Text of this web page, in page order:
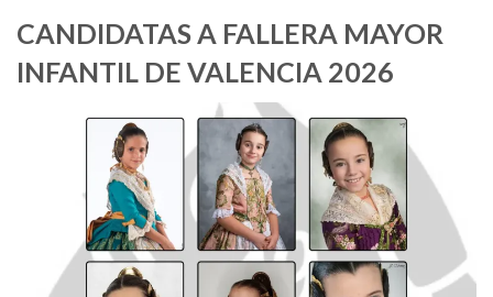
CANDIDATAS A FALLERA MAYOR
INFANTIL DE VALENCIA 2026